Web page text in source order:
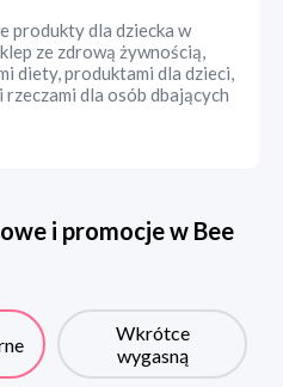
produkty dla dziecka w
ze zdrową żywnością,
diety, produktami dla dzieci,
dla osób dbających
i promocje w Bee
Wkrótce
wygasną